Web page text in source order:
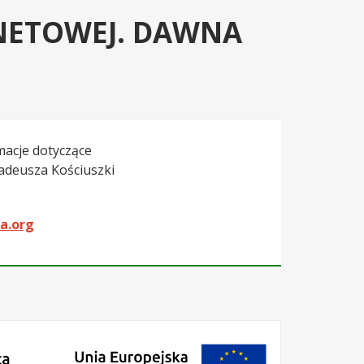
DAWNA
dotyczące
Kościuszki